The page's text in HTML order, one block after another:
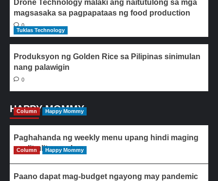
Drone Technology malaki ang naitutulong sa mga
magsasaka sa pagpapataas ng food production
0
Tuklas Technology
Produksyon ng Golden Rice sa Pilipinas sinimulan
nang palawigin
0
HAPPY MOMMY
Column Happy Mommy
Paghahanda ng weekly menu upang hindi maging
paulit-ulit ang ulam
Column Happy Mommy
Paano dapat mag-budget ngayong may pandemic